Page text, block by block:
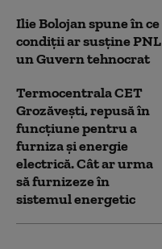
Ilie Bolojan spune în ce
condiții ar susține PNL
un Guvern tehnocrat
Termocentrala CET
Grozăveşti, repusă în
funcțiune pentru a
furniza și energie
electrică. Cât ar urma
să furnizeze în
sistemul energetic